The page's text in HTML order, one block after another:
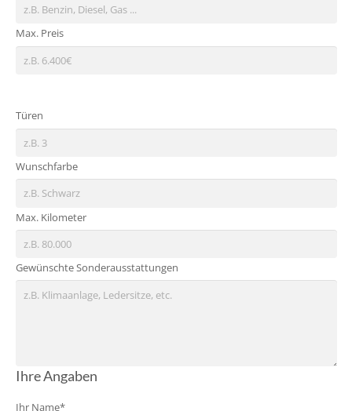
Max. Preis
Türen
Wunschfarbe
Max. Kilometer
Gewünschte Sonderausstattungen
Ihre Angaben
Ihr Name*